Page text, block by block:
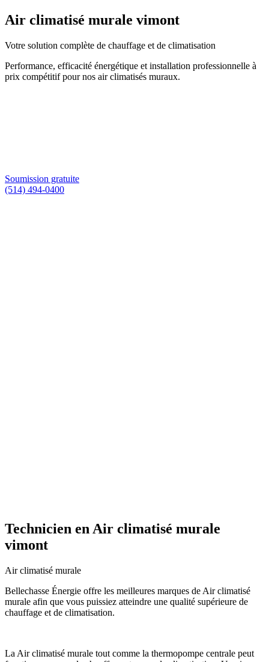
Air climatisé murale vimont
Votre solution complète de chauffage et de climatisation
Performance, efficacité énergétique et installation professionnelle à
prix compétitif pour nos air climatisés muraux.
Soumission gratuite
(514) 494-0400
Technicien en Air climatisé murale
vimont
Air climatisé murale
Bellechasse Énergie offre les meilleures marques de Air climatisé
murale afin que vous puissiez atteindre une qualité supérieure de
chauffage et de climatisation.
La Air climatisé murale tout comme la thermopompe centrale peut